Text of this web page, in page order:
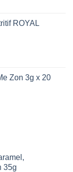
ROYAL
Zon 3g x 20
35g